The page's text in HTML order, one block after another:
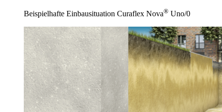
Beispielhafte Einbausituation Curaflex Nova® Uno/0